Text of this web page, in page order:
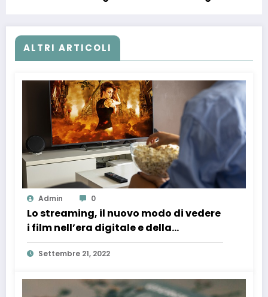
ALTRI ARTICOLI
Admin 0
Lo streaming, il nuovo modo di vedere
i film nell’era digitale e della
tecnologia
Settembre 21, 2022